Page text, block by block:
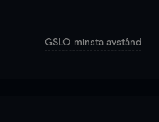
GSLO minsta avstånd